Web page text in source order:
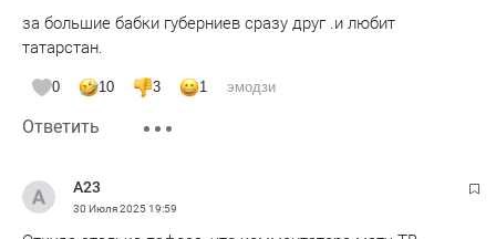
за большие бабки губерниев сразу друг .и любит
татарстан.
0 10 3 1 эмодзи
Ответить
А23
30 Июля 202519:59